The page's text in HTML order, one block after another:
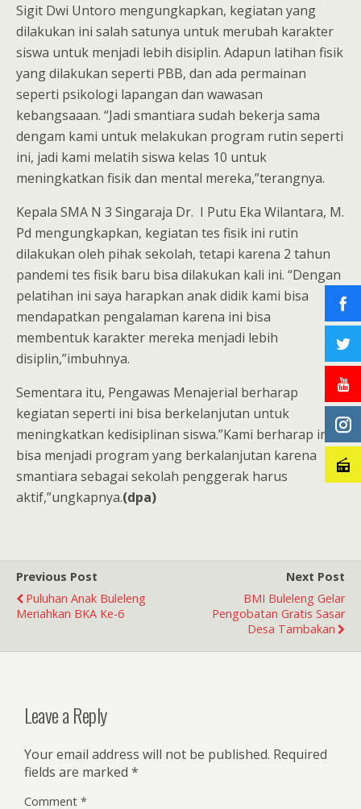
Sigit Dwi Untoro mengungkapkan, kegiatan yang
dilakukan ini salah satunya untuk merubah karakter
siswa untuk menjadi lebih disiplin. Adapun latihan fisik
yang dilakukan seperti PBB, dan ada permainan
seperti psikologi lapangan dan wawasan
kebangsaaan. “Jadi smantiara sudah bekerja sama
dengam kami untuk melakukan program rutin seperti
ini, jadi kami melatih siswa kelas 10 untuk
meningkatkan fisik dan mental mereka,”terangnya.
Kepala SMA N 3 Singaraja Dr. I Putu Eka Wilantara, M.
Pd mengungkapkan, kegiatan tes fisik ini rutin
dilakukan oleh pihak sekolah, tetapi karena 2 tahun
pandemi tes fisik baru bisa dilakukan kali ini. “Dengan
pelatihan ini saya harapkan anak didik kami bisa
mendapatkan pengalaman karena ini bisa
membentuk karakter mereka menjadi lebih
disiplin,”imbuhnya.
Sementara itu, Pengawas Menajerial berharap
kegiatan seperti ini bisa berkelanjutan untuk
meningkatkan kedisiplinan siswa.”Kami berharap ini
bisa menjadi program yang berkalanjutan karena
smantiara sebagai sekolah penggerak harus
aktif,”ungkapnya.(dpa)
Previous Post
Puluhan Anak Buleleng
Meriahkan BKA Ke-6
Next Post
BMI Buleleng Gelar
Pengobatan Gratis Sasar
Desa Tambakan
Leave a Reply
Your email address will not be published. Required
fields are marked *
Comment *